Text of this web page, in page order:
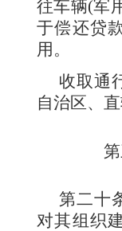
往车辆(军
于偿还贷
用。
收取通
自治区、
第二十
对其组织